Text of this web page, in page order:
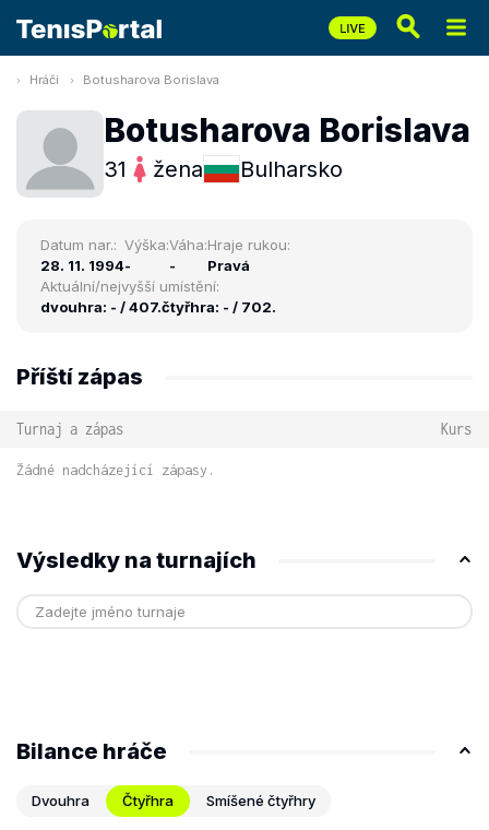
Hráči Botusharova Borislava
Botusharova Borislava
31 žena Bulharsko
Datum nar.:
28. 11. 1994
Výška:
-
Váha:
-
Hraje rukou:
Pravá
Aktuální/nejvyšší umístění:
dvouhra: - / 407.čtyřhra: - / 702.
Příští zápas
Turnaj a zápas Kurs
Žádné nadcházející zápasy.
Výsledky na turnajích
Bilance hráče
Dvouhra Čtyřhra Smíšené čtyřhry